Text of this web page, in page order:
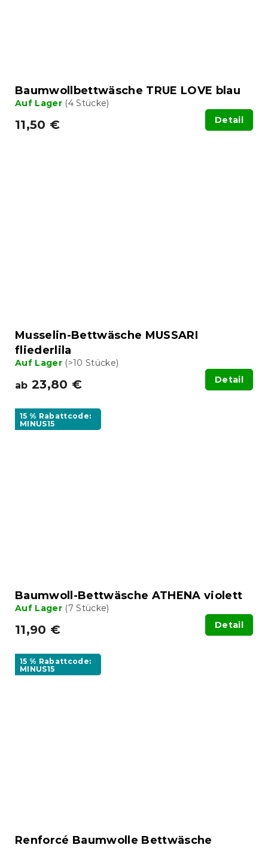
Baumwollbettwäsche TRUE LOVE blau
Auf Lager (4 Stücke)
11,50 € Detail
Musselin-Bettwäsche MUSSARI
fliederlila
Auf Lager (>10 Stücke)
ab 23,80 € Detail
15 % Rabattcode:
MINUS15
Baumwoll-Bettwäsche ATHENA violett
Auf Lager (7 Stücke)
11,90 € Detail
15 % Rabattcode:
MINUS15
Renforcé Baumwolle Bettwäsche